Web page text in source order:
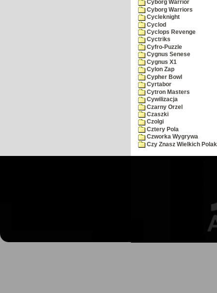
Cyborg Warrior
Cyborg Warriors
Cycleknight
Cyclod
Cyclops Revenge
Cyctriks
Cyfro-Puzzle
Cygnus Senese
Cygnus X1
Cylon Zap
Cypher Bowl
Cyrtabor
Cytron Masters
Cywilizacja
Czarny Orzel
Czaszki
Czolgi
Cztery Pola
Czworka Wygrywa
Czy Znasz Wielkich